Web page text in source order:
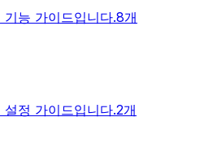
능 가이드입니다.8개
정 가이드입니다.2개